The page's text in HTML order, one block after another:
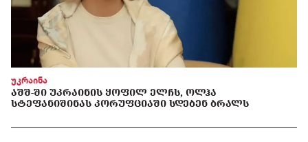
უკრაინა
ᲐᲨᲨ-ᲨᲘ ᲣᲙᲠᲐᲘᲜᲘᲡ ᲧᲝᲤᲘᲚ ᲔᲚᲩᲡ, ᲝᲚᲰᲐ
ᲡᲢᲔᲤᲐᲜᲘᲨᲘᲜᲐᲡ ᲙᲝᲠᲣᲤᲪᲘᲐᲨᲘ ᲡᲓᲔᲑᲔᲜ ᲑᲠᲐᲚᲡ